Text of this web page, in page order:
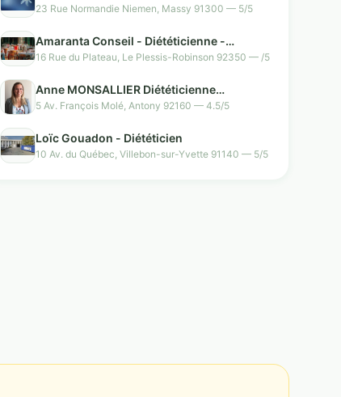
23 Rue Normandie Niemen, Massy 91300 — 5/5
Amaranta Conseil - Diététicienne -
Consultante Formatrice (Hygiène, Qualité,
alimentaire)
16 Rue du Plateau, Le Plessis-Robinson 92350 — /5
Anne MONSALLIER Diététicienne
Nutritionniste
5 Av. François Molé, Antony 92160 — 4.5/5
Loïc Gouadon - Diététicien
10 Av. du Québec, Villebon-sur-Yvette 91140 — 5/5